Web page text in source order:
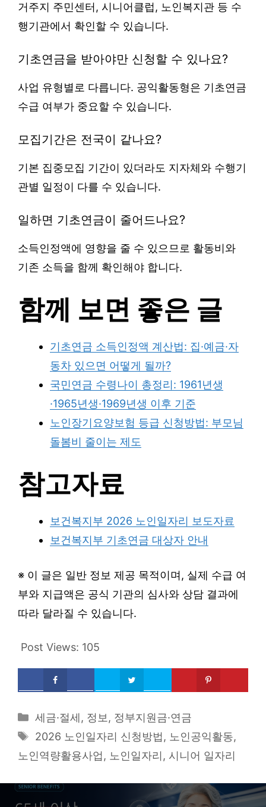
거주지 주민센터, 시니어클럽, 노인복지관 등 수
행기관에서 확인할 수 있습니다.
기초연금을 받아야만 신청할 수 있나요?
사업 유형별로 다릅니다. 공익활동형은 기초연금
수급 여부가 중요할 수 있습니다.
모집기간은 전국이 같나요?
기본 집중모집 기간이 있더라도 지자체와 수행기
관별 일정이 다를 수 있습니다.
일하면 기초연금이 줄어드나요?
소득인정액에 영향을 줄 수 있으므로 활동비와
기존 소득을 함께 확인해야 합니다.
함께 보면 좋은 글
기초연금 소득인정액 계산법: 집·예금·자
동차 있으면 어떻게 될까?
국민연금 수령나이 총정리: 1961년생
·1965년생·1969년생 이후 기준
노인장기요양보험 등급 신청방법: 부모님
돌봄비 줄이는 제도
참고자료
보건복지부 2026 노인일자리 보도자료
보건복지부 기초연금 대상자 안내
※ 이 글은 일반 정보 제공 목적이며, 실제 수급 여
부와 지급액은 공식 기관의 심사와 상담 결과에
따라 달라질 수 있습니다.
Post Views: 105
Categories
세금·절세, 정보 , 정부지원금·연금
Tags
2026 노인일자리 신청방법, 노인공익활동,
노인역량활용사업, 노인일자리, 시니어 일자리